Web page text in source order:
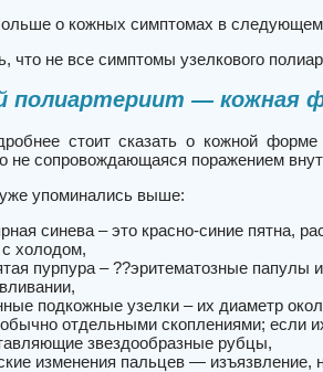
о кожных симптомах в следующем
что не все симптомы узелкового
полиартериит — кожная
стоит сказать о кожной форме
не сопровождающаяся поражением
упоминались выше:
синева – это красно-синие пятна,
с холодом,
пурпура – ??эритематозные
подкожные узелки – их диаметр
отдельными скоплениями; если
звездообразные рубцы,
изменения пальцев — изъязвление,